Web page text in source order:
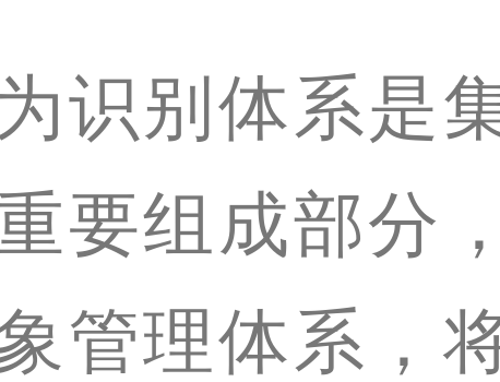
识别体系是
要组成部分
管理体系，